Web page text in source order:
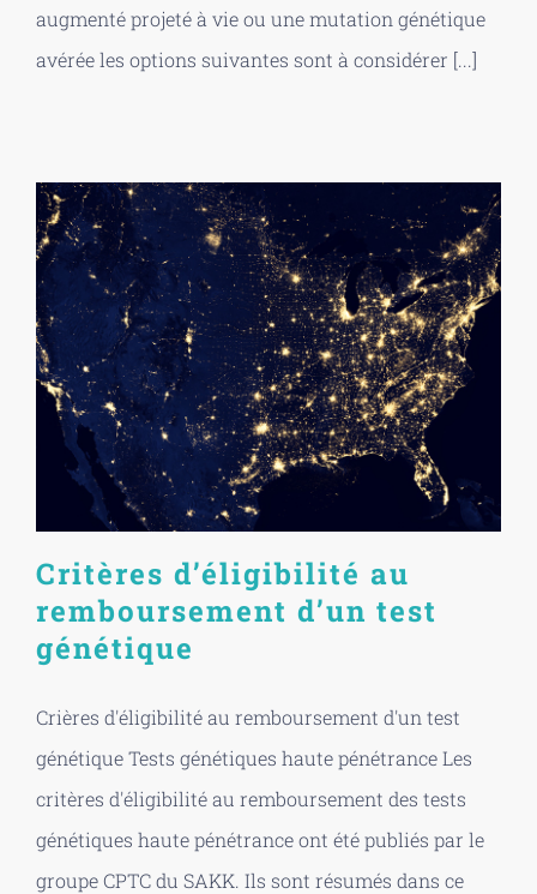
augmenté projeté à vie ou une mutation génétique
avérée les options suivantes sont à considérer [...]
Critères d’éligibilité au
remboursement d’un test
génétique
Crières d'éligibilité au remboursement d'un test
génétique Tests génétiques haute pénétrance Les
critères d'éligibilité au remboursement des tests
génétiques haute pénétrance ont été publiés par le
groupe CPTC du SAKK. Ils sont résumés dans ce